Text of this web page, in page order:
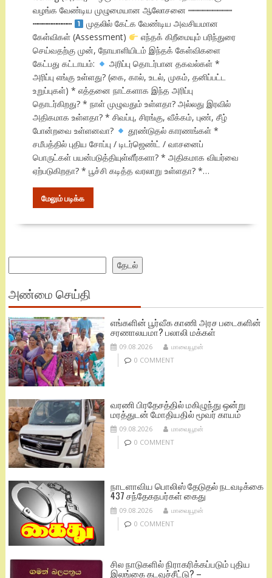
வழங்க வேண்டிய முழுமையான ஆலோசனை ┉┉┉┉┉┉┉┉┉
┅┅┅┅┅┅┅┅
முதலில் கேட்க வேண்டிய அவசியமான
கேள்விகள் (Assessment)
எந்தக் கிறீமையும் பரிந்துரை
செய்வதற்கு முன், நோயாளியிடம் இந்தக் கேள்விகளை
கேட்பது கட்டாயம்:
அரிப்பு தொடர்பான தகவல்கள் *
அரிப்பு எங்கு உள்ளது? (கை, கால், உடல், முகம், தனிப்பட்ட
உறுப்புகள்) * எத்தனை நாட்களாக இந்த அரிப்பு
தொடர்கிறது? * நாள் முழுவதும் உள்ளதா? அல்லது இரவில்
அதிகமாக உள்ளதா? * சிவப்பு, சிரங்கு, வீக்கம், புண், சீழ்
போன்றவை உள்ளனவா?
தூண்டுதல் காரணங்கள் *
சமீபத்தில் புதிய சோப்பு / டிடர்ஜெண்ட் / வாசனைப்
பொருட்கள் பயன்படுத்தியுள்ளீர்களா? * அதிகமாக வியர்வை
ஏற்படுகிறதா? * பூச்சி கடித்த வரலாறு உள்ளதா? *…
மேலும் படிக்க
தேடல்
அண்மை செய்தி
எங்களின் பூர்வீக காணி அரச படைகளின்
சரணாலயமா? பலாலி மக்கள்
09.08.2026
மாவையூரன்
0 COMMENT
வரணி பிரதேசத்தில் மகிழுந்து ஒன்று
மரத்துடன் மோதியதில் மூவர் காயம்
09.08.2026
மாவையூரன்
0 COMMENT
நாடளாவிய பொலிஸ் தேடுதல் நடவடிக்கை
437 சந்தேகநபர்கள் கைது
09.08.2026
மாவையூரன்
0 COMMENT
சில நாடுகளில் நிராகரிக்கப்படும் புதிய
இலங்கை கடவுச்சீட்டு? –